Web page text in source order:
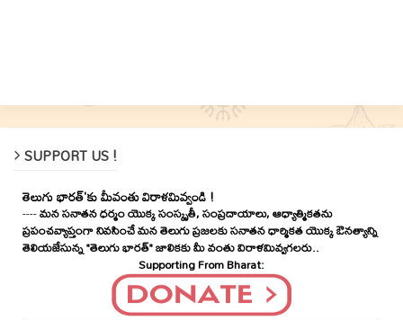
SUPPORT US !
తెలుగు భారత్'కు మీవంతు విరాళమివ్వండి !
----మన సనాతన ధర్మం యొక్క సంస్కృతీ, సంప్రదాయాలు, ఆధ్యాత్మికతను
ప్రపంచవ్యాప్తంగా నివసించే మన తెలుగు ప్రజలకు సనాతన ధార్మికత యొక్క ఔనత్యాన్ని
తెలియజేసున్న "తెలుగు భారత్" జాలికకు మీ వంతు విరాళమివ్వగలరు..
Supporting From Bharat: